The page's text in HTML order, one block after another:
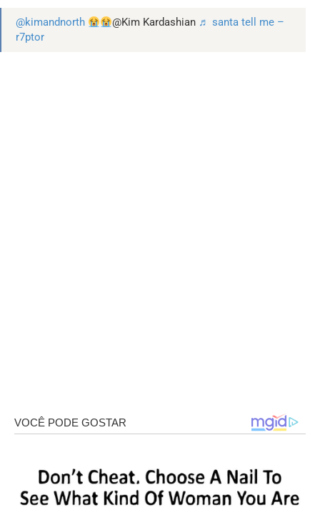
@kimandnorth @Kim Kardashian ♬ santa tell me –
‍r7ptor